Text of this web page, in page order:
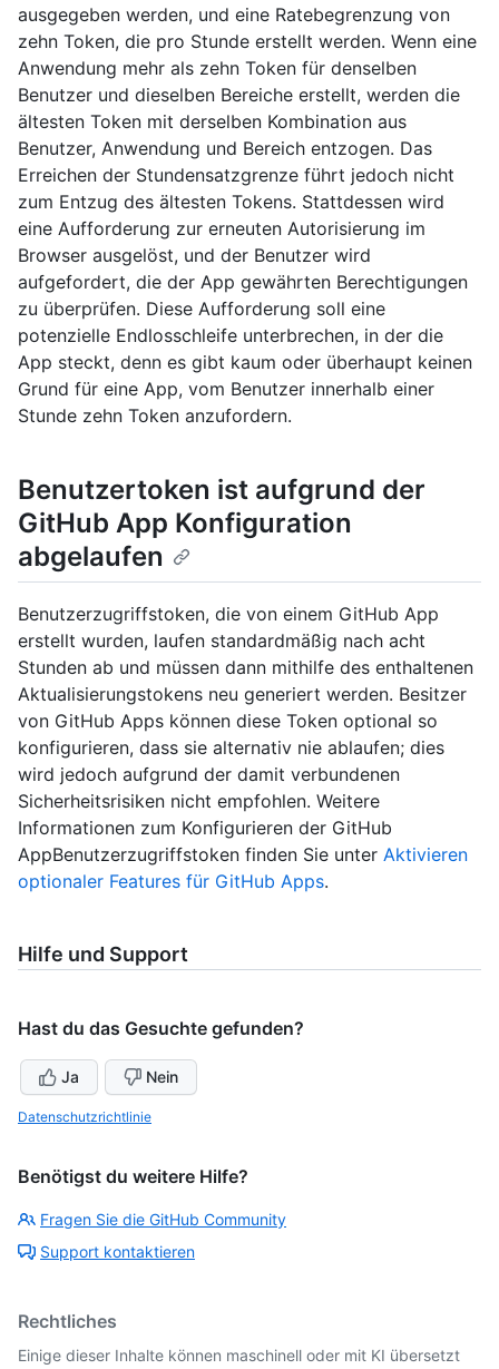
ausgegeben werden, und eine Ratebegrenzung von
zehn Token, die pro Stunde erstellt werden. Wenn eine
Anwendung mehr als zehn Token für denselben
Benutzer und dieselben Bereiche erstellt, werden die
ältesten Token mit derselben Kombination aus
Benutzer, Anwendung und Bereich entzogen. Das
Erreichen der Stundensatzgrenze führt jedoch nicht
zum Entzug des ältesten Tokens. Stattdessen wird
eine Aufforderung zur erneuten Autorisierung im
Browser ausgelöst, und der Benutzer wird
aufgefordert, die der App gewährten Berechtigungen
zu überprüfen. Diese Aufforderung soll eine
potenzielle Endlosschleife unterbrechen, in der die
App steckt, denn es gibt kaum oder überhaupt keinen
Grund für eine App, vom Benutzer innerhalb einer
Stunde zehn Token anzufordern.
Benutzertoken ist aufgrund der
GitHub App Konfiguration
abgelaufen
Benutzerzugriffstoken, die von einem GitHub App
erstellt wurden, laufen standardmäßig nach acht
Stunden ab und müssen dann mithilfe des enthaltenen
Aktualisierungstokens neu generiert werden. Besitzer
von GitHub Apps können diese Token optional so
konfigurieren, dass sie alternativ nie ablaufen; dies
wird jedoch aufgrund der damit verbundenen
Sicherheitsrisiken nicht empfohlen. Weitere
Informationen zum Konfigurieren der GitHub
AppBenutzerzugriffstoken finden Sie unter Aktivieren
optionaler Features für GitHub Apps.
Hilfe und Support
Hast du das Gesuchte gefunden?
Ja Nein
Datenschutzrichtlinie
Benötigst du weitere Hilfe?
Fragen Sie die GitHub Community
Support kontaktieren
Rechtliches
Einige dieser Inhalte können maschinell oder mit KI übersetzt